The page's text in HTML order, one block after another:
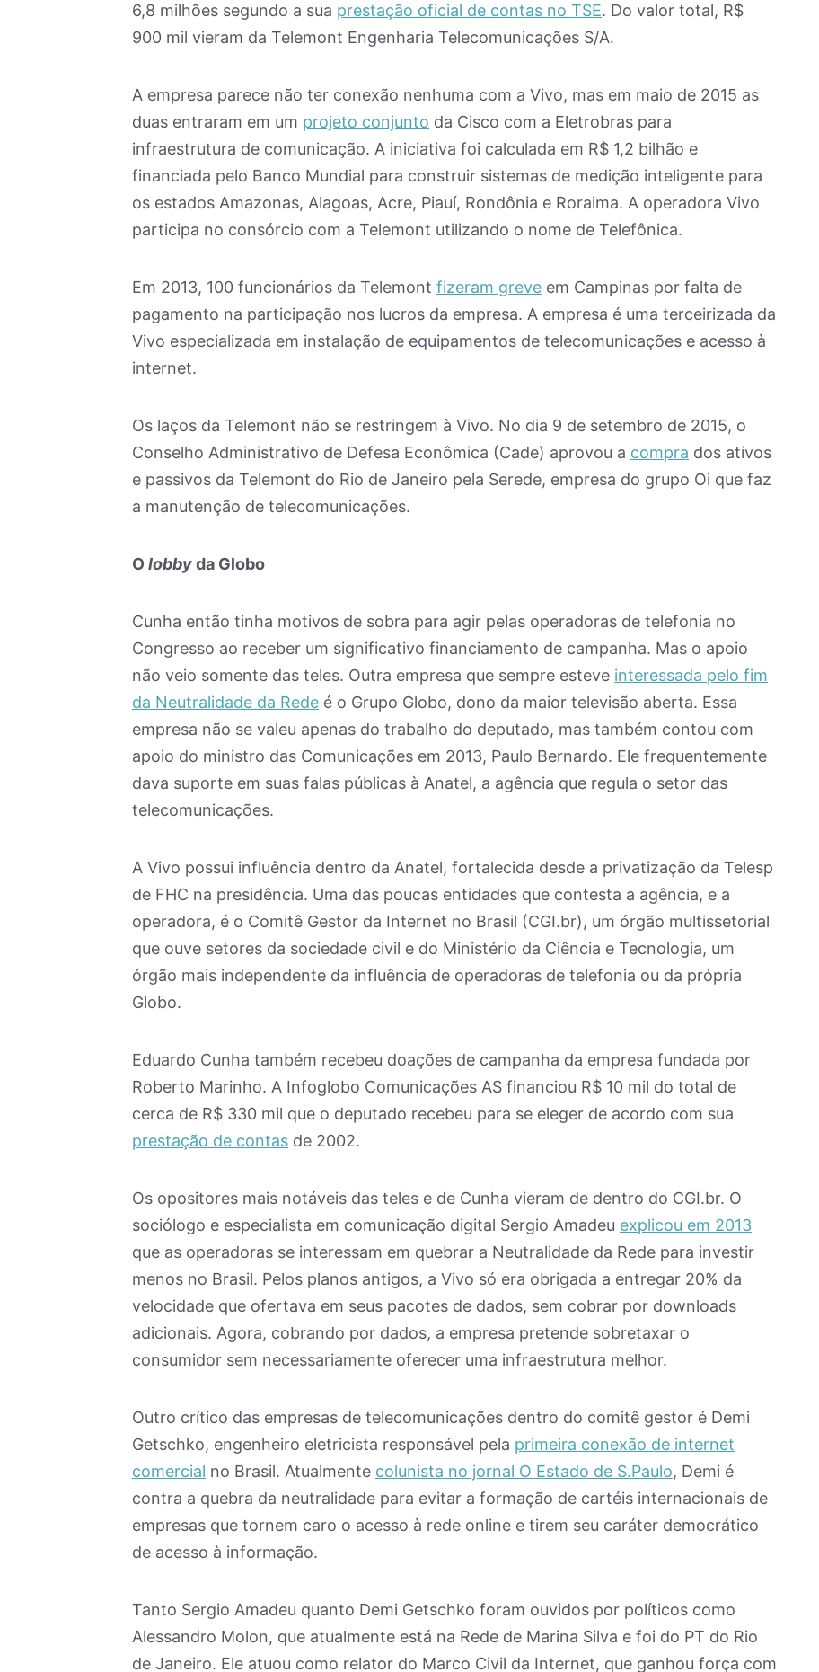
6,8 milhões segundo a sua prestação oficial de contas no TSE. Do valor total, R$
900 mil vieram da Telemont Engenharia Telecomunicações S/A.
A empresa parece não ter conexão nenhuma com a Vivo, mas em maio de 2015 as
duas entraram em um projeto conjunto da Cisco com a Eletrobras para
infraestrutura de comunicação. A iniciativa foi calculada em R$ 1,2 bilhão e
financiada pelo Banco Mundial para construir sistemas de medição inteligente para
os estados Amazonas, Alagoas, Acre, Piauí, Rondônia e Roraima. A operadora Vivo
participa no consórcio com a Telemont utilizando o nome de Telefônica.
Em 2013, 100 funcionários da Telemont fizeram greve em Campinas por falta de
pagamento na participação nos lucros da empresa. A empresa é uma terceirizada da
Vivo especializada em instalação de equipamentos de telecomunicações e acesso à
internet.
Os laços da Telemont não se restringem à Vivo. No dia 9 de setembro de 2015, o
Conselho Administrativo de Defesa Econômica (Cade) aprovou a compra dos ativos
e passivos da Telemont do Rio de Janeiro pela Serede, empresa do grupo Oi que faz
a manutenção de telecomunicações.
O lobbyda Globo
Cunha então tinha motivos de sobra para agir pelas operadoras de telefonia no
Congresso ao receber um significativo financiamento de campanha. Mas o apoio
não veio somente das teles. Outra empresa que sempre esteve interessada pelo fim
da Neutralidade da Rede é o Grupo Globo, dono da maior televisão aberta. Essa
empresa não se valeu apenas do trabalho do deputado, mas também contou com
apoio do ministro das Comunicações em 2013, Paulo Bernardo. Ele frequentemente
dava suporte em suas falas públicas à Anatel, a agência que regula o setor das
telecomunicações.
A Vivo possui influência dentro da Anatel, fortalecida desde a privatização da Telesp
de FHC na presidência. Uma das poucas entidades que contesta a agência, e a
operadora, é o Comitê Gestor da Internet no Brasil (CGI.br), um órgão multissetorial
que ouve setores da sociedade civil e do Ministério da Ciência e Tecnologia, um
órgão mais independente da influência de operadoras de telefonia ou da própria
Globo.
Eduardo Cunha também recebeu doações de campanha da empresa fundada por
Roberto Marinho. A Infoglobo Comunicações AS financiou R$ 10 mil do total de
cerca de R$ 330 mil que o deputado recebeu para se eleger de acordo com sua
prestação de contas de 2002.
Os opositores mais notáveis das teles e de Cunha vieram de dentro do CGI.br. O
sociólogo e especialista em comunicação digital Sergio Amadeu explicou em 2013
que as operadoras se interessam em quebrar a Neutralidade da Rede para investir
menos no Brasil. Pelos planos antigos, a Vivo só era obrigada a entregar 20% da
velocidade que ofertava em seus pacotes de dados, sem cobrar por downloads
adicionais. Agora, cobrando por dados, a empresa pretende sobretaxar o
consumidor sem necessariamente oferecer uma infraestrutura melhor.
Outro crítico das empresas de telecomunicações dentro do comitê gestor é Demi
Getschko, engenheiro eletricista responsável pela primeira conexão de internet
comercial no Brasil. Atualmente colunista no jornal O Estado de S.Paulo, Demi é
contra a quebra da neutralidade para evitar a formação de cartéis internacionais de
empresas que tornem caro o acesso à rede online e tirem seu caráter democrático
de acesso à informação.
Tanto Sergio Amadeu quanto Demi Getschko foram ouvidos por políticos como
Alessandro Molon, que atualmente está na Rede de Marina Silva e foi do PT do Rio
de Janeiro. Ele atuou como relator do Marco Civil da Internet, que ganhou força com